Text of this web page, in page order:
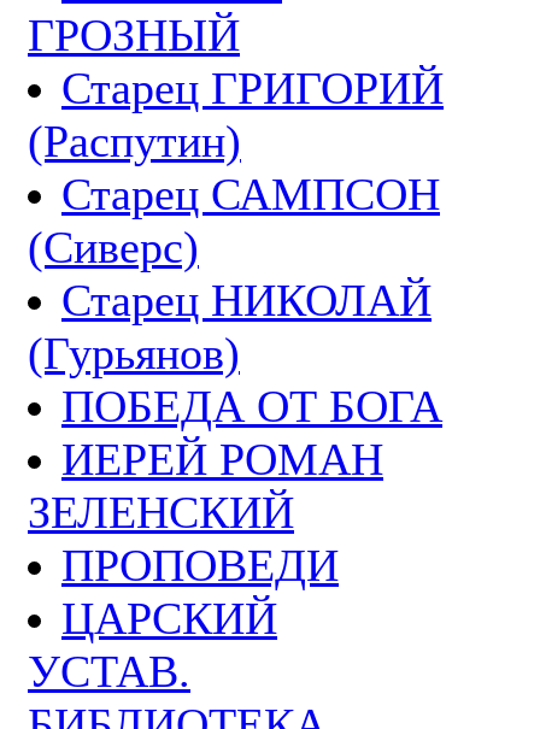
ГРОЗНЫЙ
Старец ГРИГОРИЙ
(Распутин)
Старец САМПСОН
(Сиверс)
Старец НИКОЛАЙ
(Гурьянов)
ПОБЕДА ОТ БОГА
ИЕРЕЙ РОМАН
ЗЕЛЕНСКИЙ
ПРОПОВЕДИ
ЦАРСКИЙ
УСТАВ.